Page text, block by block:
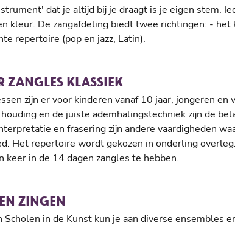
dat je altijd bij je draagt is je eigen stem.
kleur. De zangafdeling biedt twee richtingen: -
repertoire (pop en jazz, Latin).
ZANGLES KLASSIEK
zijn er voor kinderen vanaf 10 jaar, jongeren
en de juiste ademhalingstechniek zijn de
en frasering zijn andere vaardigheden
Het repertoire wordt gekozen in onderling
keer in de 14 dagen zangles te hebben.
ZINGEN
Scholen in de Kunst kun je aan diverse ensembles